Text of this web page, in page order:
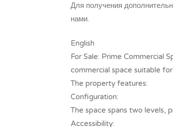
Для получения
нами.
English
For Sale: Prime Commercial
commercial space suitable
The property features:
Configuration:
The space spans two levels,
Accessibility: